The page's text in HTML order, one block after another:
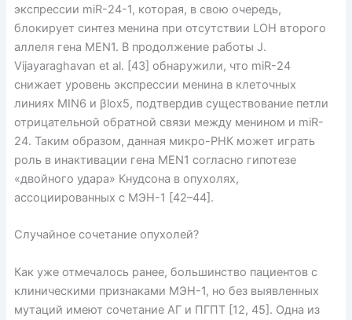
экспрессии miR-24-1, которая, в свою очередь,
блокирует синтез менина при отсутствии LOH второго
аллеля гена MEN1. В продолжение работы J.
Vijayaraghavan et al. [43] обнаружили, что miR-24
снижает уровень экспрессии менина в клеточных
линиях MIN6 и βlox5, подтвердив существование петли
отрицательной обратной связи между менином и miR-
24. Таким образом, данная микро-РНК может играть
роль в инактивации гена MEN1 согласно гипотезе
«двойного удара» Кнудсона в опухолях,
ассоциированных с МЭН-1 [42–44].
Случайное сочетание опухолей?
Как уже отмечалось ранее, большинство пациентов с
клиническими признаками МЭН-1, но без выявленных
мутаций имеют сочетание АГ и ПГПТ [12, 45]. Одна из